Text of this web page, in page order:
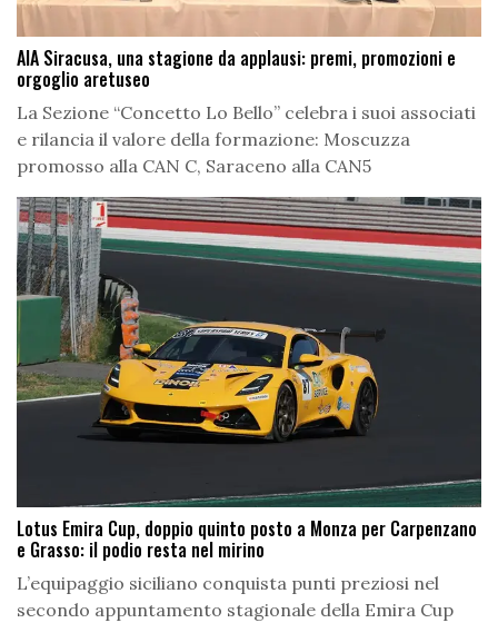
AIA Siracusa, una stagione da applausi: premi, promozioni e
orgoglio aretuseo
La Sezione “Concetto Lo Bello” celebra i suoi associati
e rilancia il valore della formazione: Moscuzza
promosso alla CAN C, Saraceno alla CAN5
Lotus Emira Cup, doppio quinto posto a Monza per Carpenzano
e Grasso: il podio resta nel mirino
L’equipaggio siciliano conquista punti preziosi nel
secondo appuntamento stagionale della Emira Cup